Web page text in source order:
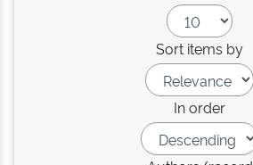
Sort items by
In order